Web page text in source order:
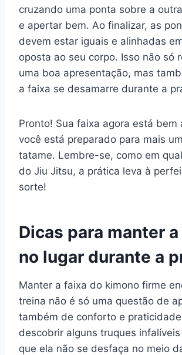
cruzando uma ponta sobre a
e apertar bem. Ao finalizar, as
devem estar iguais e alinhadas
oposta ao seu corpo. Isso não só
uma boa apresentação, mas
a faixa se desamarre durante a
Pronto! Sua faixa agora está bem
você está preparado para mais
tatame. Lembre-se, como em
do Jiu Jitsu, a prática leva à
sorte!
Dicas para manter
no lugar durante a
Manter a faixa do kimono firme
treina não é só uma questão de
também de conforto e
descobrir alguns truques
que ela não se desfaça no meio